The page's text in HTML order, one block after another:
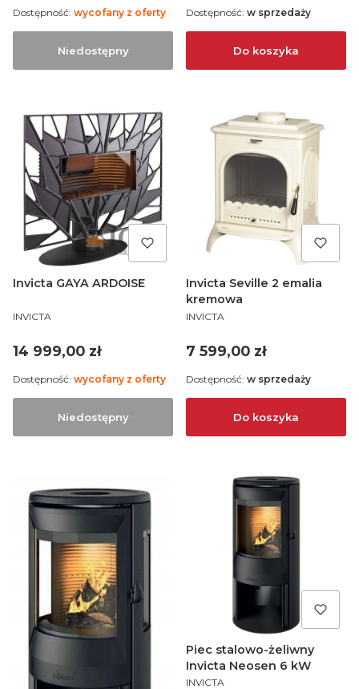
Niedostępny
Dostępność: wycofany z oferty
Do koszyka
Dostępność: w sprzedaży
Invicta GAYA ARDOISE
PRODUCENT
INVICTA
Cena
14 999,00 zł
Niedostępny
Dostępność: wycofany z oferty
Invicta Seville 2 emalia
kremowa
PRODUCENT
INVICTA
Cena
7 599,00 zł
Do koszyka
Dostępność: w sprzedaży
Piec stalowo-żeliwny
Invicta Neosen 6 kW
PRODUCENT
INVICTA